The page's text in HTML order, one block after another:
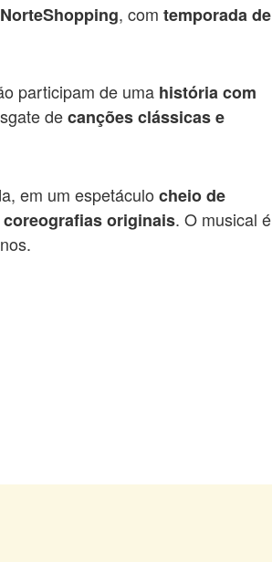
, com temporada de
participam de uma história com
decanções clássicas e
em um espetáculo cheio de
originais. O musical é